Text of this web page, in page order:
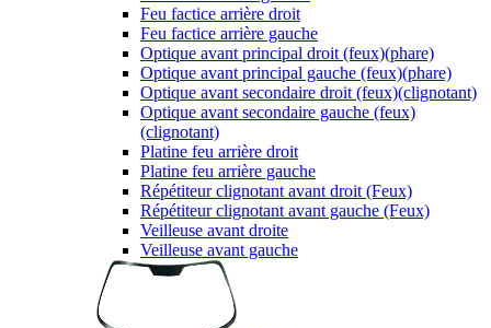
Feu factice arrière droit
Feu factice arrière gauche
Optique avant principal droit (feux)(phare)
Optique avant principal gauche (feux)(phare)
Optique avant secondaire droit (feux)(clignotant)
Optique avant secondaire gauche (feux)
(clignotant)
Platine feu arrière droit
Platine feu arrière gauche
Répétiteur clignotant avant droit (Feux)
Répétiteur clignotant avant gauche (Feux)
Veilleuse avant droite
Veilleuse avant gauche